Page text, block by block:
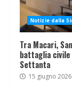
Notizie dalla
Tra Macari,
battaglia
Settanta
15 giugno 2026